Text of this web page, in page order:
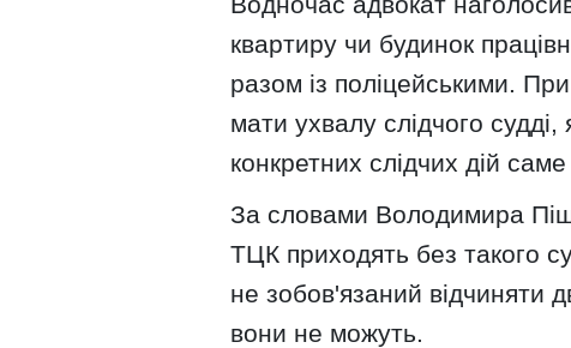
квартиру чи будинок
разом із поліцейськими.
мати ухвалу слідчого
конкретних слідчих дій
За словами Володимира
ТЦК приходять без такого
не зобов'язаний відчиняти
вони не можуть.